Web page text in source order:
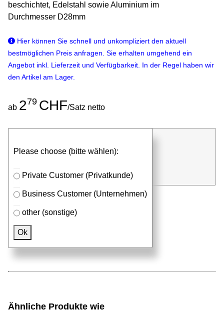
beschichtet, Edelstahl sowie Aluminium im
Durchmesser D28mm
Hier können Sie schnell und unkompliziert den aktuell
bestmöglichen Preis anfragen. Sie erhalten umgehend ein
Angebot inkl. Lieferzeit und Verfügbarkeit. In der Regel haben wir
den Artikel am Lager.
ab 279 CHF/Satz netto
Please choose (bitte wählen):
Private Customer (Privatkunde)
Business Customer (Unternehmen)
other (sonstige)
Ok
⮮
Satz in Anfrageliste
Passendes Zubehör
Aluprofile
Ähnliche Produkte wie